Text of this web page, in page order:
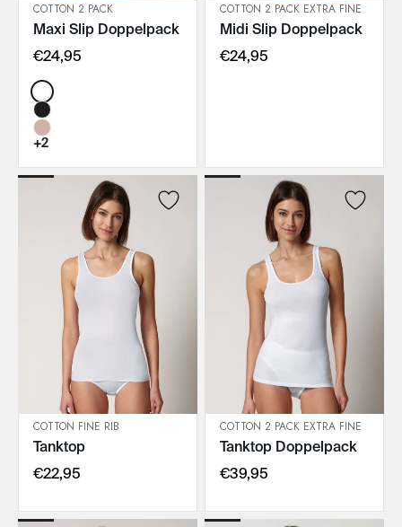
IN DEN WARENKORB
COTTON 2 PACK
Maxi Slip Doppelpack
€24,95
Color:
+2
IN DEN WARENKORB
COTTON 2 PACK EXTRA FINE
Midi Slip Doppelpack
€24,95
IN DEN WARENKORB
COTTON FINE RIB
Tanktop
€22,95
IN DEN WARENKORB
COTTON 2 PACK EXTRA FINE
Tanktop Doppelpack
€39,95